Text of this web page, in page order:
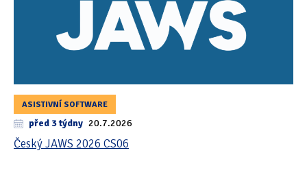
ASISTIVNÍ SOFTWARE
před 3 týdny 20.7.2026
Český JAWS 2026 CS06